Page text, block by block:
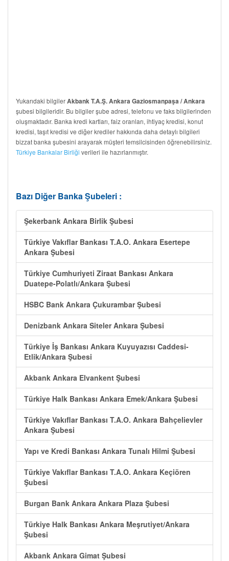
Yukarıdaki bilgilerAkbank T.A.Ş. Ankara Gaziosmanpaşa / Ankara
şubesi bilgileridir. Bu bilgiler şube adresi, telefonu ve faks bilgilerinden
oluşmaktadır. Banka kredi kartları, faiz oranları, ihtiyaç kredisi, konut
kredisi, taşıt kredisi ve diğer krediler hakkında daha detaylı bilgileri
bizzat banka şubesini arayarak müşteri temsilcisinden öğrenebilirsiniz.
Türkiye Bankalar Birliği verileri ile hazırlanmıştır.
Bazı Diğer Banka Şubeleri :
Şekerbank Ankara Birlik Şubesi
Türkiye Vakıflar Bankası T.A.O. Ankara Esertepe
Ankara Şubesi
Türkiye Cumhuriyeti Ziraat Bankası Ankara
Duatepe-Polatlı/Ankara Şubesi
HSBC Bank Ankara Çukurambar Şubesi
Denizbank Ankara Siteler Ankara Şubesi
Türkiye İş Bankası Ankara Kuyuyazısı Caddesi-
Etlik/Ankara Şubesi
Akbank Ankara Elvankent Şubesi
Türkiye Halk Bankası Ankara Emek/Ankara Şubesi
Türkiye Vakıflar Bankası T.A.O. Ankara Bahçelievler
Ankara Şubesi
Yapı ve Kredi Bankası Ankara Tunalı Hilmi Şubesi
Türkiye Vakıflar Bankası T.A.O. Ankara Keçiören
Şubesi
Burgan Bank Ankara Ankara Plaza Şubesi
Türkiye Halk Bankası Ankara Meşrutiyet/Ankara
Şubesi
Akbank Ankara Gimat Şubesi